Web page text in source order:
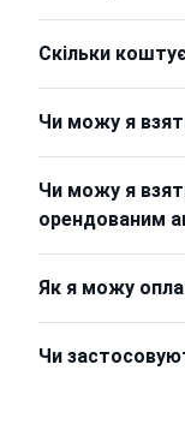
Скільки
Чи можу я
Чи можу я
орендованим
Як я можу
Чи